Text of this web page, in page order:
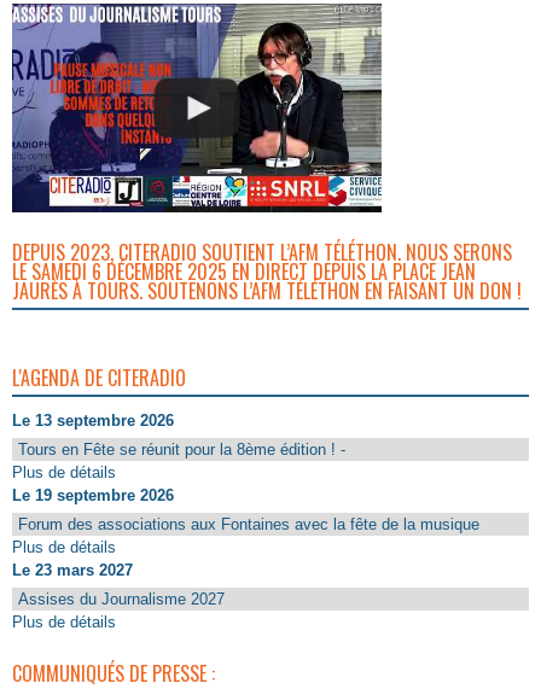
DEPUIS 2023, CITERADIO SOUTIENT L’AFM TÉLÉTHON. NOUS SERONS
LE SAMEDI 6 DÉCEMBRE 2025 EN DIRECT DEPUIS LA PLACE JEAN
JAURÈS À TOURS. SOUTENONS L’AFM TÉLÉTHON EN FAISANT UN DON !
L'AGENDA DE CITERADIO
Le 13 septembre 2026
Tours en Fête se réunit pour la 8ème édition ! -
Plus de détails
Le 19 septembre 2026
Forum des associations aux Fontaines avec la fête de la musique
Plus de détails
Le 23 mars 2027
Assises du Journalisme 2027
Plus de détails
COMMUNIQUÉS DE PRESSE :